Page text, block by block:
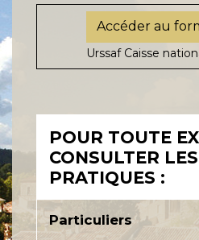
Accéder au
Urssaf Caisse
POUR TOUTE
CONSULTER
PRATIQUES :
Particuliers